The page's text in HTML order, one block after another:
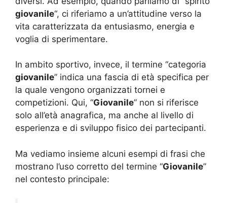
giovanile“, ci riferiamo a un’attitudine verso la
vita caratterizzata da entusiasmo, energia e
voglia di sperimentare.
In ambito sportivo, invece, il termine “categoria
giovanile” indica una fascia di età specifica per
la quale vengono organizzati tornei e
competizioni. Qui, “Giovanile” non si riferisce
solo all’età anagrafica, ma anche al livello di
esperienza e di sviluppo fisico dei partecipanti.
Ma vediamo insieme alcuni esempi di frasi che
mostrano l’uso corretto del termine “Giovanile”
nel contesto principale: